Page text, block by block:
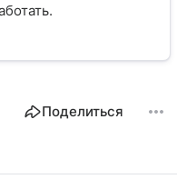
Поделиться